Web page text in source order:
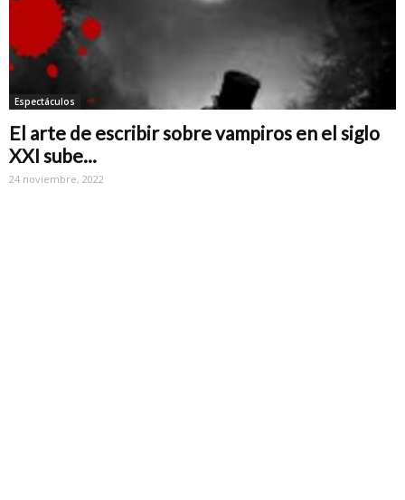
Espectáculos
El arte de escribir sobre vampiros en el siglo
XXI sube...
24 noviembre, 2022